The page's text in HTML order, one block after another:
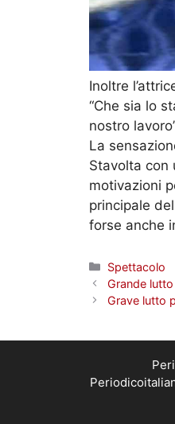
Inoltre
“Che sia lo
nostro
La
Stavolta con
motivazioni
principale
forse anche
Categorie
Spettacolo
Grande
Grave lutto